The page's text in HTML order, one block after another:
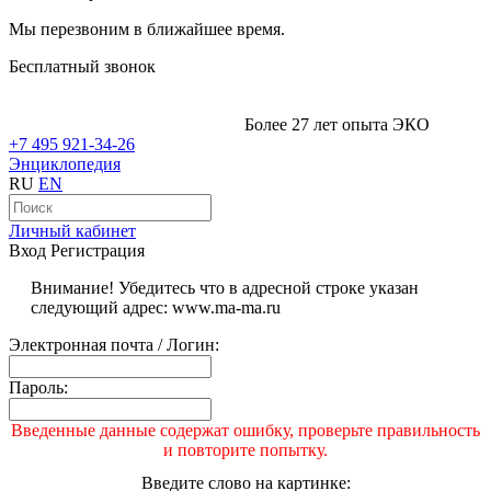
Мы перезвоним в ближайшее время.
Бесплатный звонок
Более 27 лет опыта ЭКО
+7 495 921-34-26
Энциклопедия
RU EN
Личный кабинет
Вход Регистрация
Внимание! Убедитесь что в адресной строке указан
следующий адрес: www.ma-ma.ru
Электронная почта / Логин:
Пароль:
Введенные данные содержат ошибку, проверьте правильность
и повторите попытку.
Введите слово на картинке: